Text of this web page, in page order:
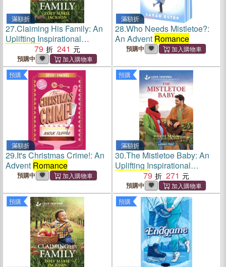
滿額折
27.Claiming His Family: An
Uplifting Inspirational
Romance
79 241
預購中
滿額折
28.Who Needs Mistletoe?:
An Advent Romance
預購中
預購
滿額折
29.It's Christmas Crime!: An
Advent Romance
預購中
預購
滿額折
30.The Mistletoe Baby: An
Uplifting Inspirational
Romance
79 271
預購中
預購 預購